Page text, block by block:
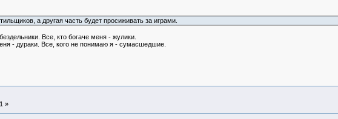
а другая часть будет просиживать за играми.
Все, кто богаче меня - жулики.
- дураки. Все, кого не понимаю я - сумасшедшие.
»